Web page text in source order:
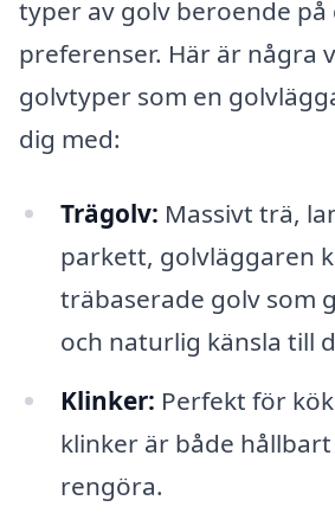
typer av golv beroende på
preferenser. Här är några
golvtyper som en
dig med:
Trägolv: Massivt trä,
parkett, golvläggaren
träbaserade golv som
och naturlig känsla till
Klinker: Perfekt för
klinker är både
rengöra.